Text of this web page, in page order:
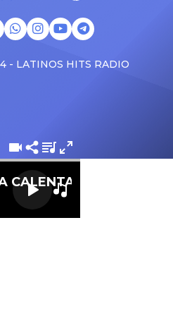
- LATINOS HITS RADIO
CALENTANA 107.1 FM